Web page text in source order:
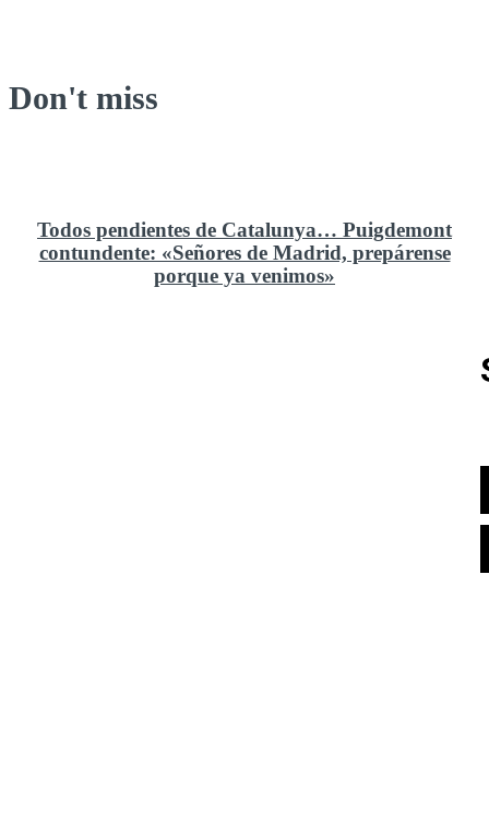
Don't miss
Todos pendientes de Catalunya… Puigdemont
contundente: «Señores de Madrid, prepárense
porque ya venimos»